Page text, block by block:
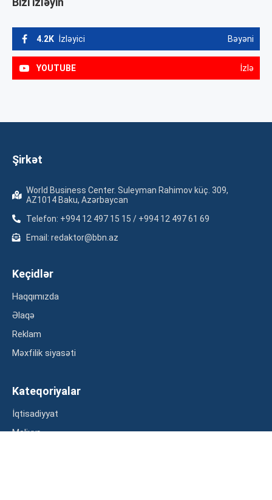
4.2K İzləyici Bəyəni
YOUTUBE İzlə
Şirkət
World Business Center. Suleyman Rahimov küç. 309,
AZ1014 Baku, Azərbaycan
Telefon: +994 12 497 15 15 / +994 12 497 61 69
Email: redaktor@bbn.az
Keçidlər
Haqqımızda
Əlaqə
Reklam
Məxfilik siyasəti
Kateqoriyalar
İqtisadiyyat
Maliyyə